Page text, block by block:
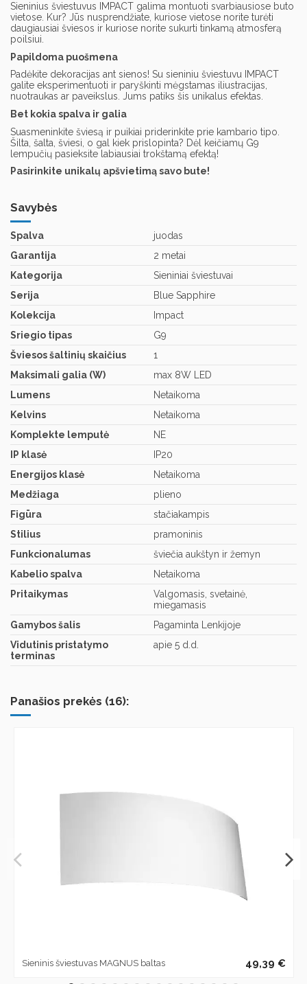
Sieninius šviestuvus IMPACT galima montuoti svarbiausiose buto
vietose. Kur? Jūs nusprendžiate, kuriose vietose norite turėti
daugiausiai šviesos ir kuriose norite sukurti tinkamą atmosferą
poilsiui.
Papildoma puošmena
Padėkite dekoracijas ant sienos! Su sieniniu šviestuvu IMPACT
galite eksperimentuoti ir paryškinti mėgstamas iliustracijas,
nuotraukas ar paveikslus. Jums patiks šis unikalus efektas.
Bet kokia spalva ir galia
Suasmeninkite šviesą ir puikiai priderinkite prie kambario tipo.
Šilta, šalta, šviesi, o gal kiek prislopinta? Dėl keičiamų G9
lempučių pasieksite labiausiai trokštamą efektą!
Pasirinkite unikalų apšvietimą savo bute!
Savybės
Spalva
juodas
Garantija
2 metai
Kategorija
Sieniniai šviestuvai
Serija
Blue Sapphire
Kolekcija
Impact
Sriegio tipas
G9
Šviesos šaltinių skaičius
1
Maksimali galia (W)
max 8W LED
Lumens
Netaikoma
Kelvins
Netaikoma
Komplekte lemputė
NE
IP klasė
IP20
Energijos klasė
Netaikoma
Medžiaga
plieno
Figūra
stačiakampis
Stilius
pramoninis
Funkcionalumas
šviečia aukštyn ir žemyn
Kabelio spalva
Netaikoma
Pritaikymas
Valgomasis, svetainė,
miegamasis
Gamybos šalis
Pagaminta Lenkijoje
Vidutinis pristatymo
terminas
apie 5 d.d.
Panašios prekės (16):
Sieninis šviestuvas MAGNUS baltas 49,39 €